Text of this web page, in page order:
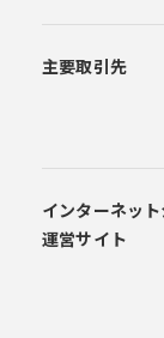
主要取引先
インターネッ
運営サイト